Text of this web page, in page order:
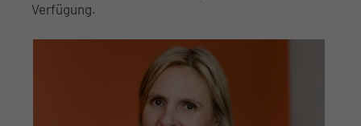
Verfügung.